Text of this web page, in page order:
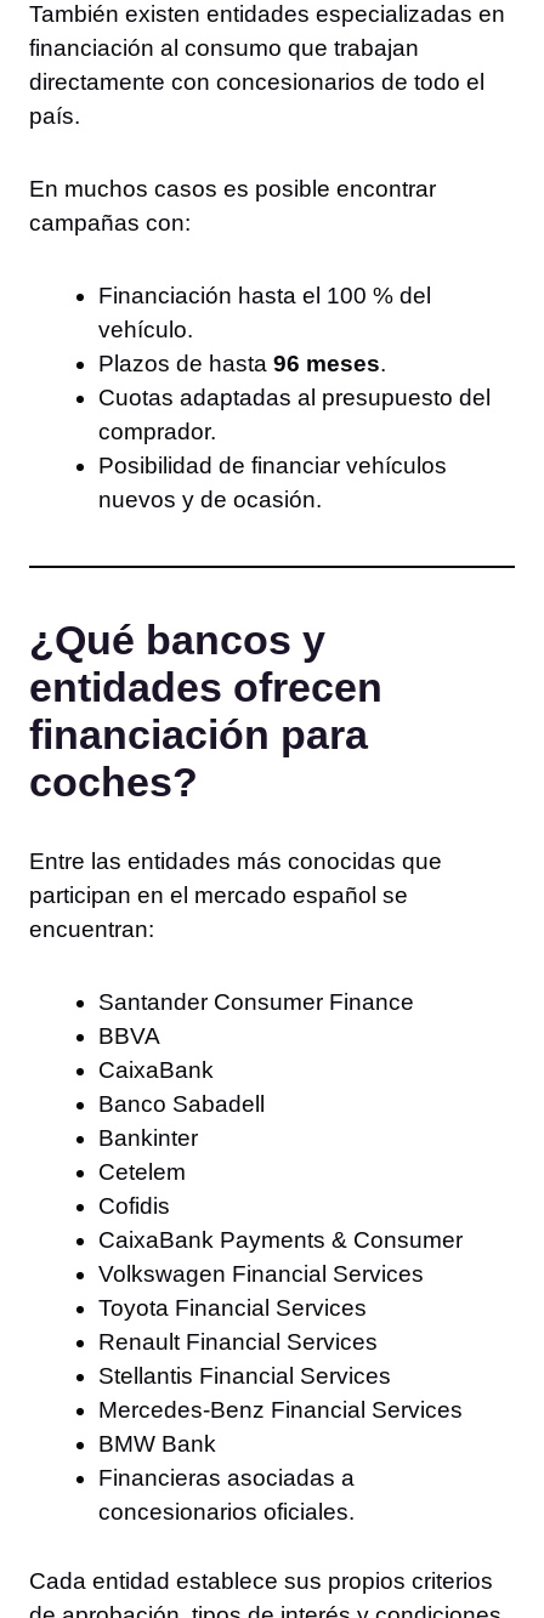
También existen entidades especializadas en
financiación al consumo que trabajan
directamente con concesionarios de todo el
país.
En muchos casos es posible encontrar
campañas con:
Financiación hasta el 100 % del
vehículo.
Plazos de hasta 96 meses.
Cuotas adaptadas al presupuesto del
comprador.
Posibilidad de financiar vehículos
nuevos y de ocasión.
¿Qué bancos y
entidades ofrecen
financiación para
coches?
Entre las entidades más conocidas que
participan en el mercado español se
encuentran:
Santander Consumer Finance
BBVA
CaixaBank
Banco Sabadell
Bankinter
Cetelem
Cofidis
CaixaBank Payments & Consumer
Volkswagen Financial Services
Toyota Financial Services
Renault Financial Services
Stellantis Financial Services
Mercedes-Benz Financial Services
BMW Bank
Financieras asociadas a
concesionarios oficiales.
Cada entidad establece sus propios criterios